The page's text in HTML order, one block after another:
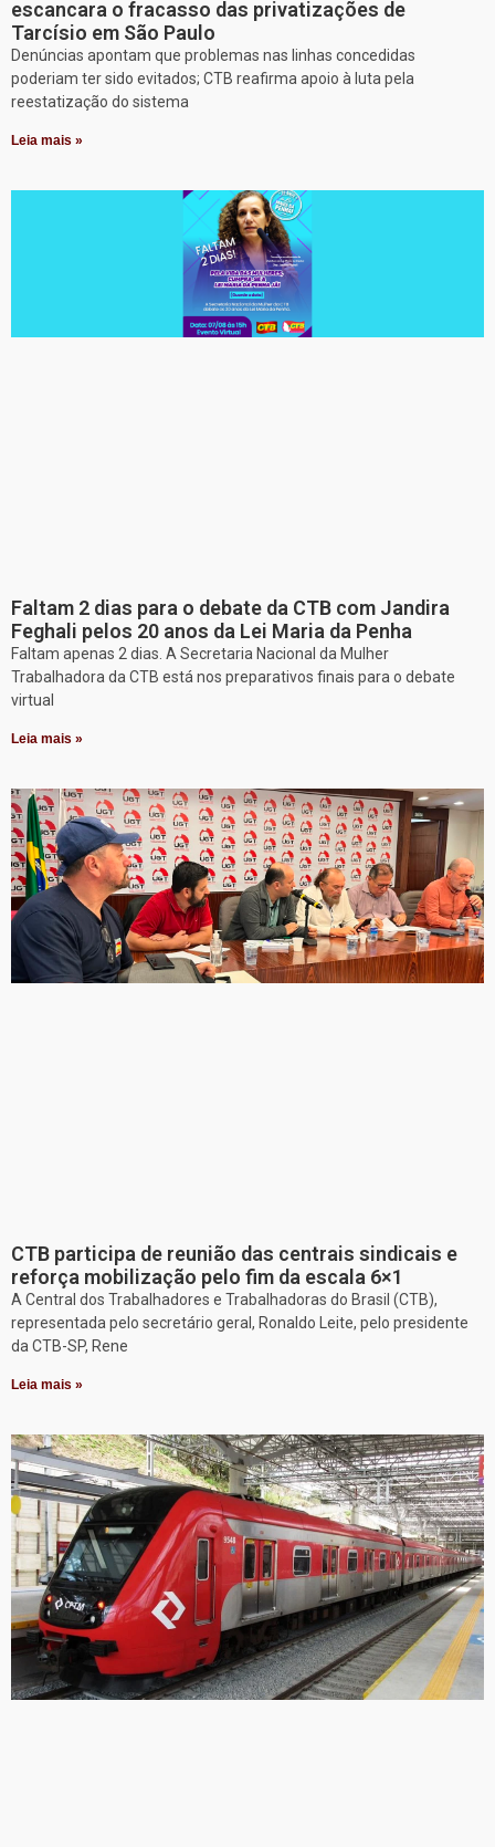
escancara o fracasso das privatizações de
Tarcísio em São Paulo
Denúncias apontam que problemas nas linhas concedidas
poderiam ter sido evitados; CTB reafirma apoio à luta pela
reestatização do sistema
Leia mais »
Faltam 2 dias para o debate da CTB com Jandira
Feghali pelos 20 anos da Lei Maria da Penha
Faltam apenas 2 dias. A Secretaria Nacional da Mulher
Trabalhadora da CTB está nos preparativos finais para o debate
virtual
Leia mais »
CTB participa de reunião das centrais sindicais e
reforça mobilização pelo fim da escala 6×1
A Central dos Trabalhadores e Trabalhadoras do Brasil (CTB),
representada pelo secretário geral, Ronaldo Leite, pelo presidente
da CTB-SP, Rene
Leia mais »